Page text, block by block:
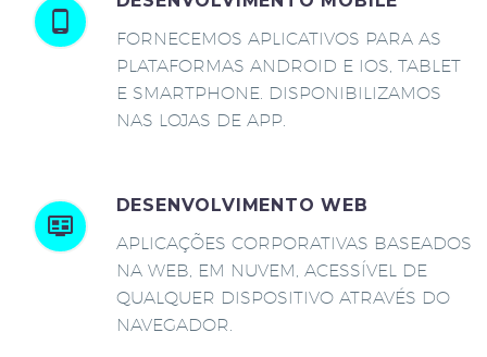
FORNECEMOS APLICATIVOS PARA AS
PLATAFORMAS ANDROID E IOS, TABLET
E SMARTPHONE. DISPONIBILIZAMOS
NAS LOJAS DE APP.
DESENVOLVIMENTO WEB
APLICAÇÕES CORPORATIVAS BASEADOS
NA WEB, EM NUVEM, ACESSÍVEL DE
QUALQUER DISPOSITIVO ATRAVÉS DO
NAVEGADOR.